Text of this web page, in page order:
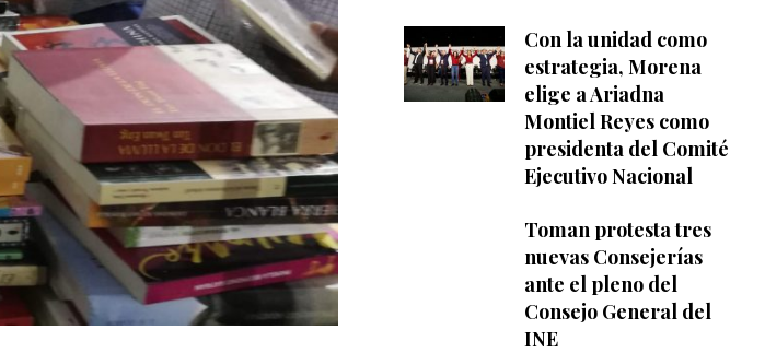
Con la unidad como
estrategia, Morena
elige a Ariadna
Montiel Reyes como
presidenta del Comité
Ejecutivo Nacional
Toman protesta tres
nuevas Consejerías
ante el pleno del
Consejo General del
INE